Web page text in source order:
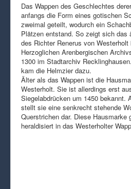
Das Wappen des Geschlechtes
anfangs die Form eines gotischen
zweimal geteilt, wodurch ein
Plätzen entstand. So zeigt sich das
des Richter Renerus von Westerholt
Herzoglichen Arenbergischen
1300 im Stadtarchiv
kam die Helmzier dazu.
Älter als das Wappen ist die
Westerholt. Sie ist allerdings erst
Siegelabdrücken um 1450 bekannt.
stellt sie eine senkrecht stehende
Querstrichen dar. Diese Hausmarke
heraldisiert in das Westerholter